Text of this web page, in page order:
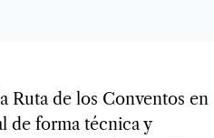
Ruta de los Conventos en
de forma técnica y